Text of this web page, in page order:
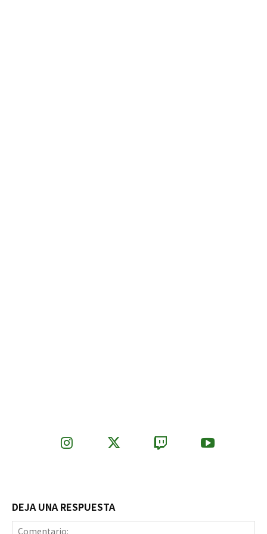
DEJA UNA RESPUESTA